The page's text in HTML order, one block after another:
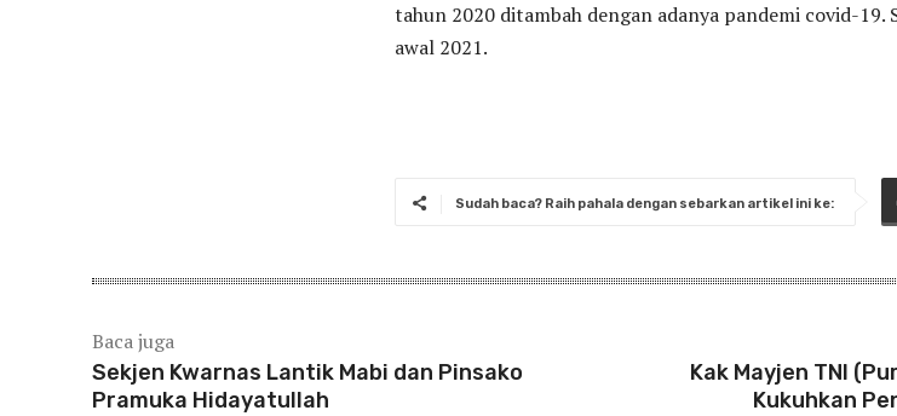
tahun 2020 ditambah dengan adanya pandemi covid-19.
awal 2021.
Sudah baca? Raih pahala dengan sebarkan artikel ini ke:
Baca juga
Sekjen Kwarnas Lantik Mabi dan Pinsako
Pramuka Hidayatullah
Kak Mayjen TNI
Kukuhkan